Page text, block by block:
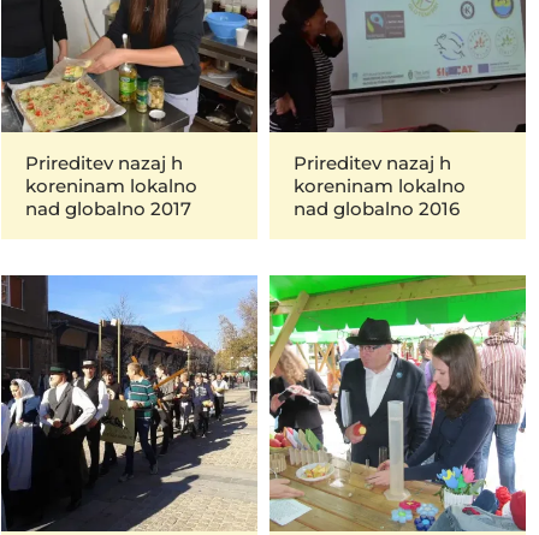
Prireditev nazaj h
koreninam lokalno
nad globalno 2017
Prireditev nazaj h
koreninam lokalno
nad globalno 2016